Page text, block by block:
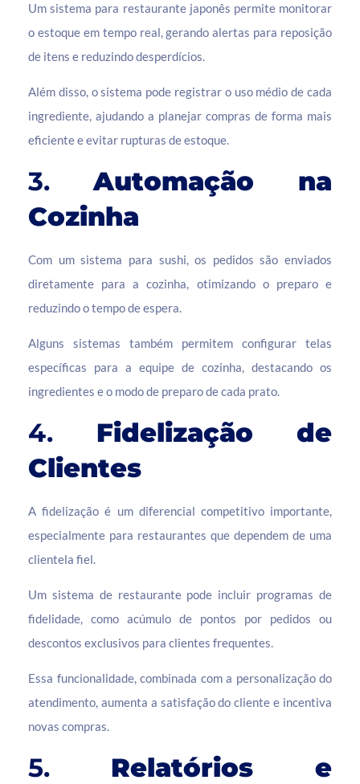
Um sistema para restaurante japonês permite monitorar
o estoque em tempo real, gerando alertas para reposição
de itens e reduzindo desperdícios.
Além disso, o sistema pode registrar o uso médio de cada
ingrediente, ajudando a planejar compras de forma mais
eficiente e evitar rupturas de estoque.
3. Automação na
Cozinha
Com um sistema para sushi, os pedidos são enviados
diretamente para a cozinha, otimizando o preparo e
reduzindo o tempo de espera.
Alguns sistemas também permitem configurar telas
específicas para a equipe de cozinha, destacando os
ingredientes e o modo de preparo de cada prato.
4. Fidelização de
Clientes
A fidelização é um diferencial competitivo importante,
especialmente para restaurantes que dependem de uma
clientela fiel.
Um sistema de restaurante pode incluir programas de
fidelidade, como acúmulo de pontos por pedidos ou
descontos exclusivos para clientes frequentes.
Essa funcionalidade, combinada com a personalização do
atendimento, aumenta a satisfação do cliente e incentiva
novas compras.
5. Relatórios e